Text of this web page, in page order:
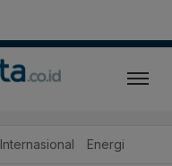
Internasional Energi